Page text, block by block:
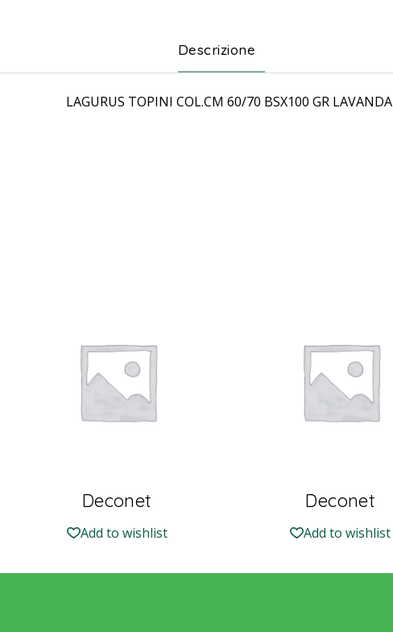
Descrizione
LAGURUS TOPINI COL.CM 60/70 BSX100 GR LAVANDA
Deconet
Add to wishlist
Deconet
Add to wishlist